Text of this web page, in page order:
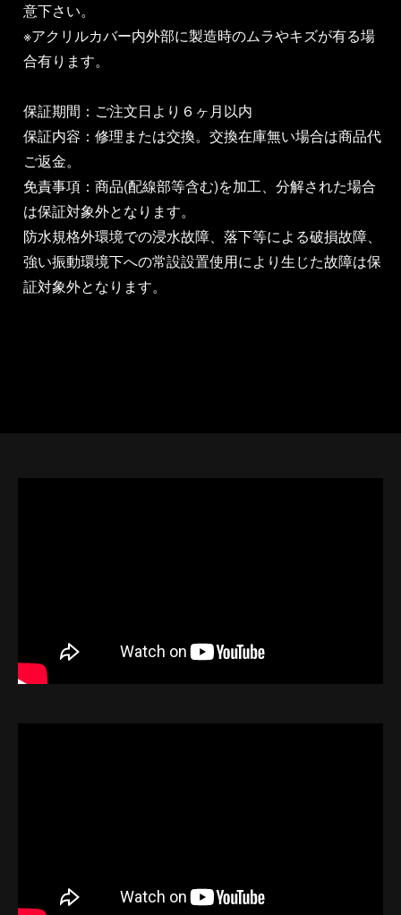
意下さい。
※アクリルカバー内外部に製造時のムラやキズが有る場
合有ります。
保証期間：ご注文日より６ヶ月以内
保証内容：修理または交換。交換在庫無い場合は商品代
ご返金。
免責事項：商品(配線部等含む)を加工、分解された場合
は保証対象外となります。
防水規格外環境での浸水故障、落下等による破損故障、
強い振動環境下への常設設置使用により生じた故障は保
証対象外となります。